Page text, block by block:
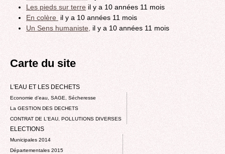
Les pieds sur terre il y a 10 années 11 mois
En colère il y a 10 années 11 mois
Un Sens humaniste, il y a 10 années 11 mois
Carte du site
L'EAU ET LES DECHETS
Economie d’eau, SAGE, Sécheresse
La GESTION DES DECHETS
CONTRAT DE L'EAU, POLLUTIONS DIVERSES
ELECTIONS
Municipales 2014
Départementales 2015